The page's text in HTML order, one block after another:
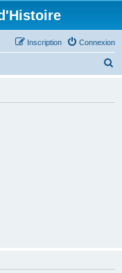
Connexion
Inscription